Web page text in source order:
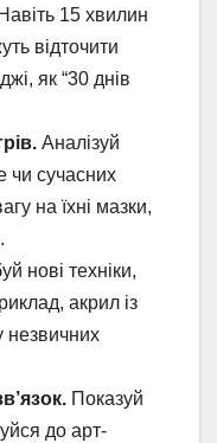
Навіть 15 хвилин
відточити
як “30 днів
Аналізуй
чи сучасних
на їхні мазки,
нові техніки,
акрил із
Показуй
до арт-